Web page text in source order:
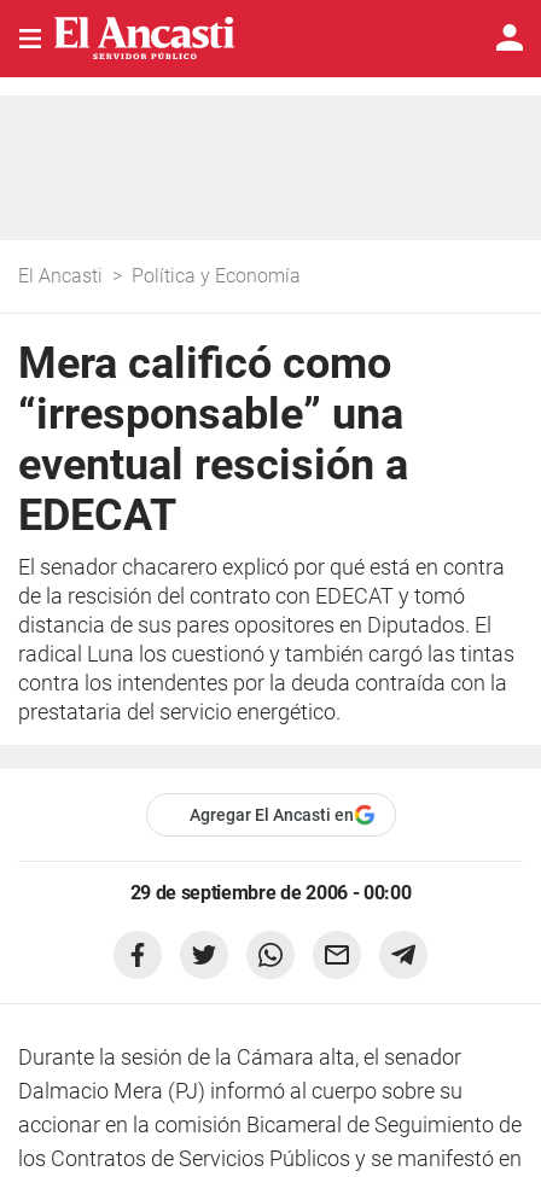
El Ancasti > Política y Economía
Mera calificó como
“irresponsable” una
eventual rescisión a
EDECAT
El senador chacarero explicó por qué está en contra
de la rescisión del contrato con EDECAT y tomó
distancia de sus pares opositores en Diputados. El
radical Luna los cuestionó y también cargó las tintas
contra los intendentes por la deuda contraída con la
prestataria del servicio energético.
Agregar El Ancasti en
29 de septiembre de 2006 - 00:00
Durante la sesión de la Cámara alta, el senador
Dalmacio Mera (PJ) informó al cuerpo sobre su
accionar en la comisión Bicameral de Seguimiento de
los Contratos de Servicios Públicos y se manifestó en